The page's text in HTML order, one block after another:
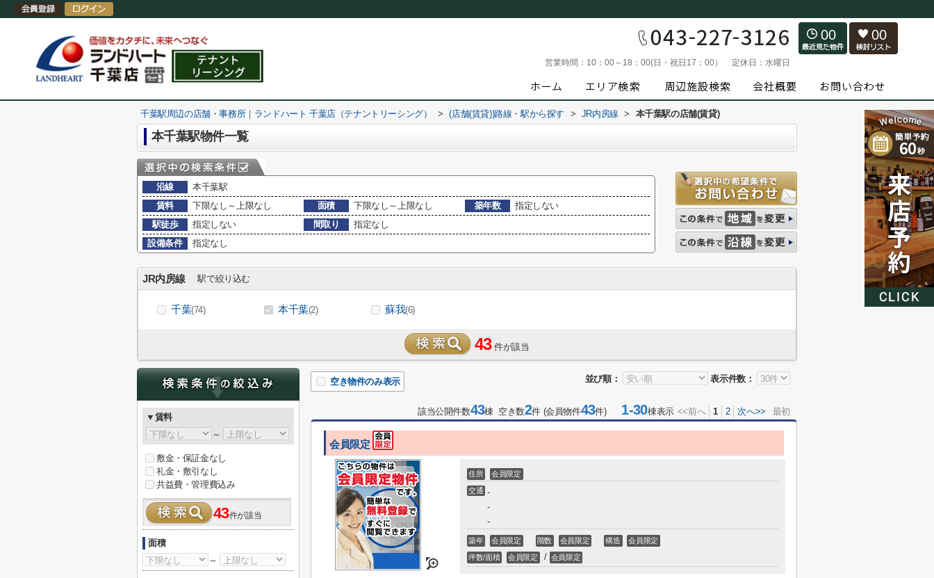
営業時間： 10：00～18：00(日・祝日17：00） 定休日： 水曜日
00 00
千葉駅周辺の店舗・事務所｜ランドハート 千葉店（テナントリーシング） > (店舗(賃貸))路線・駅から探す > JR内房線 > 本千葉駅の店舗(賃貸)
本千葉駅物件一覧
沿線
本千葉駅
賃料
下限なし～上限なし 面積 下限なし～上限なし 築年数
指定しない
駅徒歩
指定しない 間取り
指定なし
設備条件
指定なし
JR内房線 駅で絞り込む
千葉(74) 本千葉(2) 蘇我(6)
43 件が該当
並び順： 表示件数：
空き物件のみ表示
該当公開件数43棟 空き数2件 (会員物件43件)1-30棟表示 <<前へ 1 2 次へ>> 最初
会員限定
住所
会員限定
交通 -
-
-
築年 会員限定 階数 会員限定 構造
会員限定
坪数/面積
会員限定 / 会員限定
▼賃料
～
敷金・保証金なし
礼金・敷引なし
共益費・管理費込み
43件が該当
面積
～